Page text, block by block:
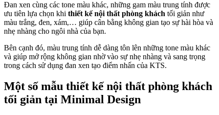
Đan xen cùng các tone màu khác, những gam màu trung tính được
ưu tiên lựa chọn khi thiết kế nội thất phòng khách tối giản như
màu trắng, đen, xám,… giúp cân bằng không gian tạo sự hài hòa và
nhẹ nhàng cho ngôi nhà của bạn.
Bên cạnh đó, màu trung tính dễ dàng tôn lên những tone màu khác
và giúp mở rộng không gian nhờ vào sự nhẹ nhàng và sang trọng
trong cách sử dụng đan xen tạo điểm nhấn của KTS.
Một số mẫu thiết kế nội thất phòng khách
tối giản tại Minimal Design